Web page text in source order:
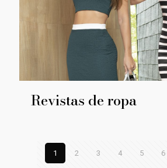
Revistas de ropa
1 2 3 4 5 6